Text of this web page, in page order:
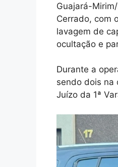
Guajará-
Cerrado, com
lavagem de
ocultação e
Durante a
sendo dois na
Juízo da 1ª